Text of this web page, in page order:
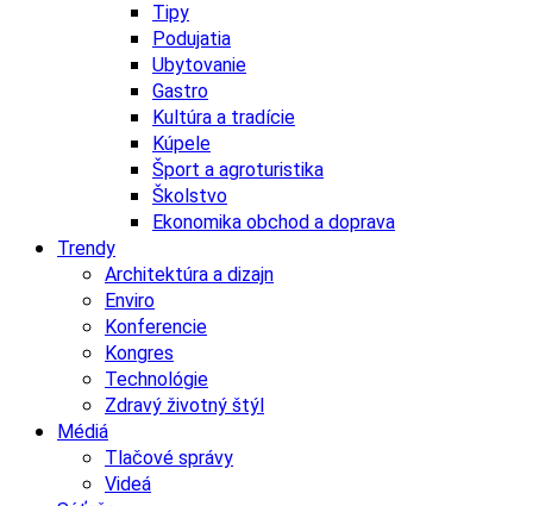
Tipy
Podujatia
Ubytovanie
Gastro
Kultúra a tradície
Kúpele
Šport a agroturistika
Školstvo
Ekonomika obchod a doprava
Trendy
Architektúra a dizajn
Enviro
Konferencie
Kongres
Technológie
Zdravý životný štýl
Médiá
Tlačové správy
Videá